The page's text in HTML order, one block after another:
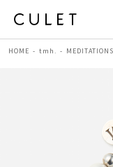
HOME tmh.